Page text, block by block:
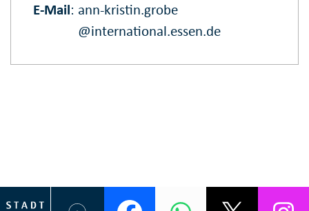
E‑Mail: ann-kristin.grobe
@international.essen.de